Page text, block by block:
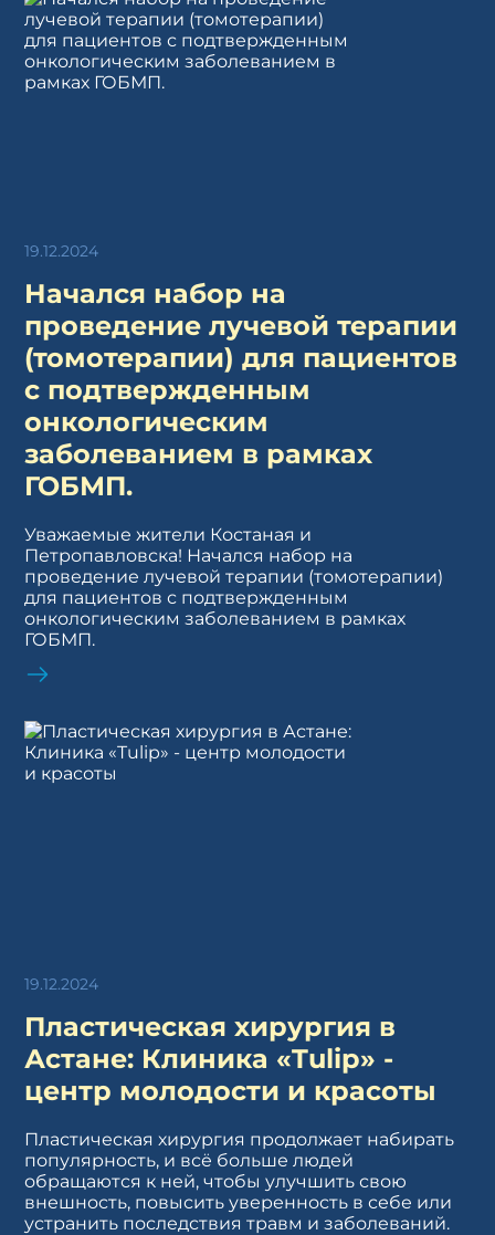
19.12.2024
Начался набор на
проведение лучевой терапии
(томотерапии) для пациентов
с подтвержденным
онкологическим
заболеванием в рамках
ГОБМП.
Уважаемые жители Костаная и
Петропавловска! Начался набор на
проведение лучевой терапии (томотерапии)
для пациентов с подтвержденным
онкологическим заболеванием в рамках
ГОБМП.
19.12.2024
Пластическая хирургия в
Астане: Клиника «Tulip» -
центр молодости и красоты
Пластическая хирургия продолжает набирать
популярность, и всё больше людей
обращаются к ней, чтобы улучшить свою
внешность, повысить уверенность в себе или
устранить последствия травм и заболеваний.